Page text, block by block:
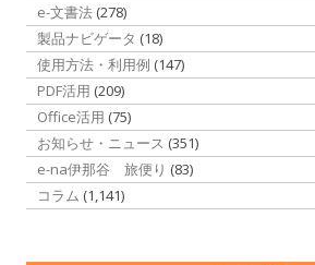
e-文書法 (278)
製品ナビゲータ (18)
使用方法・利用例 (147)
PDF活用 (209)
Office活用 (75)
お知らせ・ニュース (351)
e-na伊那谷 旅便り (83)
コラム (1,141)